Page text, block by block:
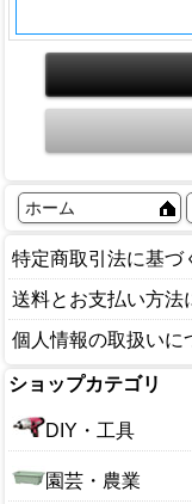
ホーム
特定商取引法に基づ
送料とお支払い方法
個人情報の取扱いに
ショップカテゴリ
DIY・工具
園芸・農業